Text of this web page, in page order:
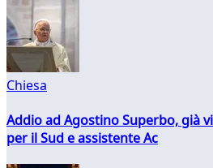
Chiesa
Addio ad Agostino Superbo, già
per il Sud e assistente Ac